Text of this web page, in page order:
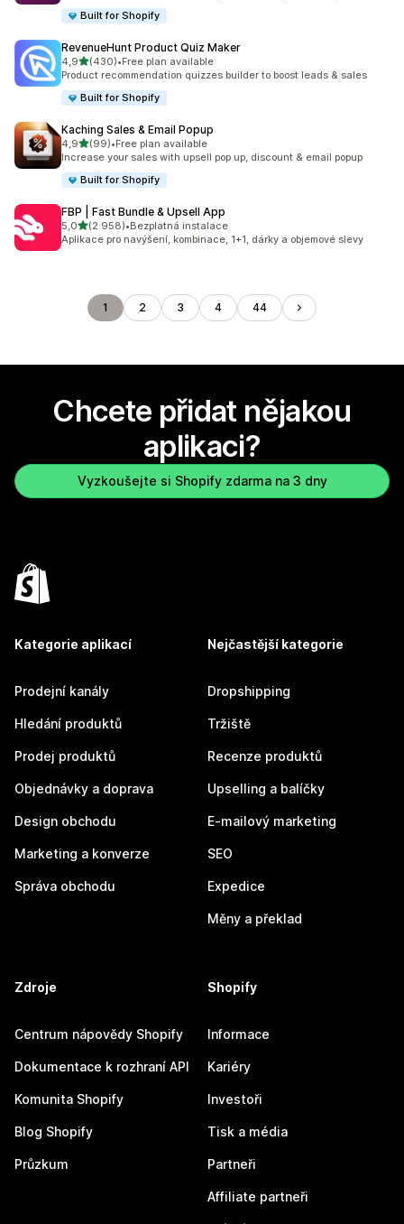
Built for Shopify
RevenueHunt Product Quiz Maker
4,9z 5 hvězd
(430)
Celkový počet recenzí: 430
•Free plan available
Product recommendation quizzes builder to boost leads & sales
Built for Shopify
Kaching Sales & Email Popup
4,9z 5 hvězd
(99)
Celkový počet recenzí: 99
•Free plan available
Increase your sales with upsell pop up, discount & email popup
Built for Shopify
FBP | Fast Bundle & Upsell App
5,0z 5 hvězd
(2 958)
Celkový počet recenzí: 2958
•Bezplatná instalace
Aplikace pro navýšení, kombinace, 1+1, dárky a objemové slevy
1 2 3 4 44
Chcete přidat nějakou
aplikaci?
Vyzkoušejte si Shopify zdarma na 3 dny
Kategorie aplikací
Prodejní kanály
Hledání produktů
Prodej produktů
Objednávky a doprava
Design obchodu
Marketing a konverze
Správa obchodu
Nejčastější kategorie
Dropshipping
Tržiště
Recenze produktů
Upselling a balíčky
E-mailový marketing
SEO
Expedice
Měny a překlad
Zdroje
Centrum nápovědy Shopify
Dokumentace k rozhraní API
Komunita Shopify
Blog Shopify
Průzkum
Shopify
Informace
Kariéry
Investoři
Tisk a média
Partneři
Affiliate partneři